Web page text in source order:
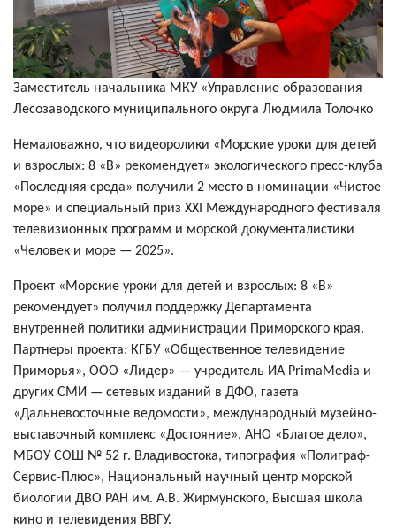
Заместитель начальника МКУ «Управление образования
Лесозаводского муниципального округа Людмила Толочко
Немаловажно, что видеоролики «Морские уроки для детей
и взрослых: 8 «В» рекомендует» экологического пресс-клуба
«Последняя среда» получили 2 место в номинации «Чистое
море» и специальный приз XXI Международного фестиваля
телевизионных программ и морской документалистики
«Человек и море — 2025».
Проект «Морские уроки для детей и взрослых: 8 «В»
рекомендует» получил поддержку Департамента
внутренней политики администрации Приморского края.
Партнеры проекта: КГБУ «Общественное телевидение
Приморья», ООО «Лидер» — учредитель ИА PrimaMedia и
других СМИ — сетевых изданий в ДФО, газета
«Дальневосточные ведомости», международный музейно-
выставочный комплекс «Достояние», АНО «Благое дело»,
МБОУ СОШ № 52 г. Владивостока, типография «Полиграф-
Сервис-Плюс», Национальный научный центр морской
биологии ДВО РАН им. А.В. Жирмунского, Высшая школа
кино и телевидения ВВГУ.